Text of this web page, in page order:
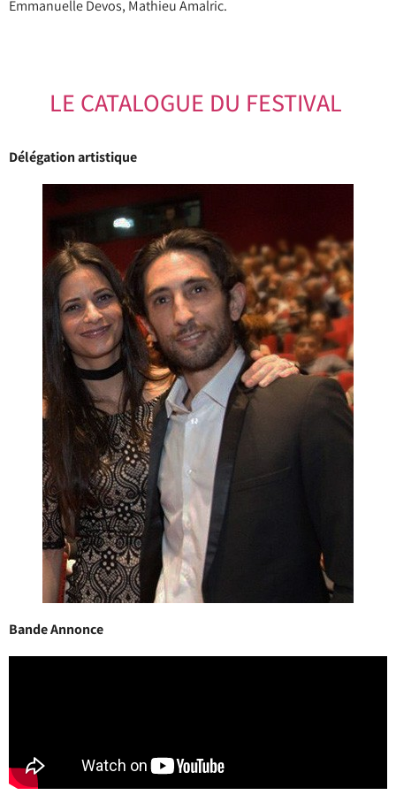
Emmanuelle Devos, Mathieu Amalric.
LE CATALOGUE DU FESTIVAL
Délégation artistique
Bande Annonce